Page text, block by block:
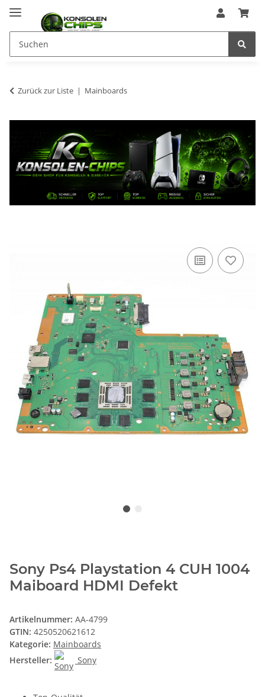
Zurück zur Liste Mainboards
Sony Ps4 Playstation 4 CUH 1004
Maiboard HDMI Defekt
Artikelnummer: AA-4799
GTIN: 4250520621612
Kategorie: Mainboards
Hersteller:
Sony